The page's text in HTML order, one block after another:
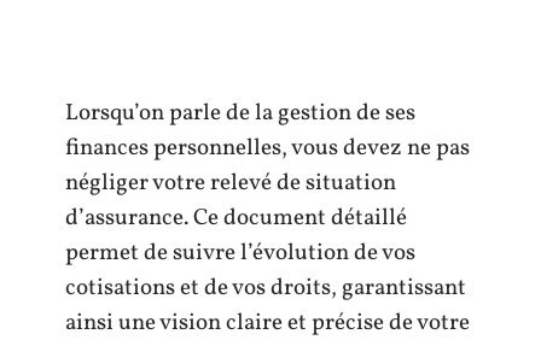
Lorsqu’on parle de la gestion de ses
finances personnelles, vous devez ne pas
négliger votre relevé de situation
d’assurance. Ce document détaillé
permet de suivre l’évolution de vos
cotisations et de vos droits, garantissant
ainsi une vision claire et précise de votre